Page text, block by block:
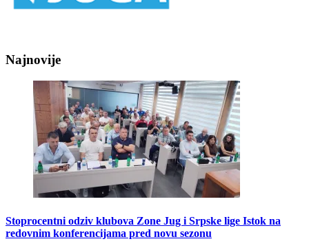
Najnovije
Stoprocentni odziv klubova Zone Jug i Srpske lige Istok na
redovnim konferencijama pred novu sezonu